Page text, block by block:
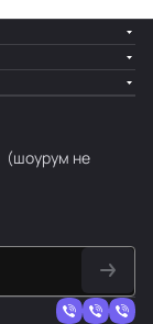
(шоурум не